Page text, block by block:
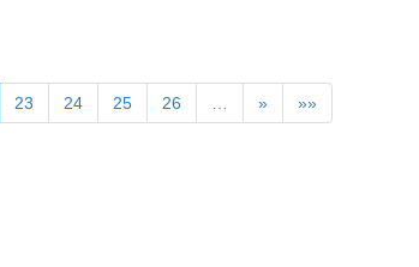
23 24 25 26 … » »»